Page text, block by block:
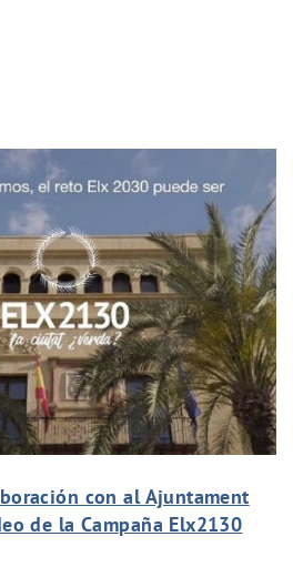
con al Ajuntament
de la Campaña Elx2130